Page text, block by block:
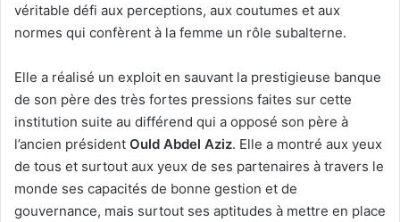
véritable défi aux perceptions, aux coutumes et aux
normes qui confèrent à la femme un rôle subalterne.
Elle a réalisé un exploit en sauvant la prestigieuse banque
de son père des très fortes pressions faites sur cette
institution suite au différend qui a opposé son père à
l’ancien président Ould Abdel Aziz. Elle a montré aux yeux
de tous et surtout aux yeux de ses partenaires à travers le
monde ses capacités de bonne gestion et de
gouvernance, mais surtout ses aptitudes à mettre en place